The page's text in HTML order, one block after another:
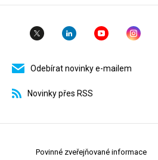
Odebírat novinky e-mailem
Novinky přes RSS
Povinné zveřejňované informace